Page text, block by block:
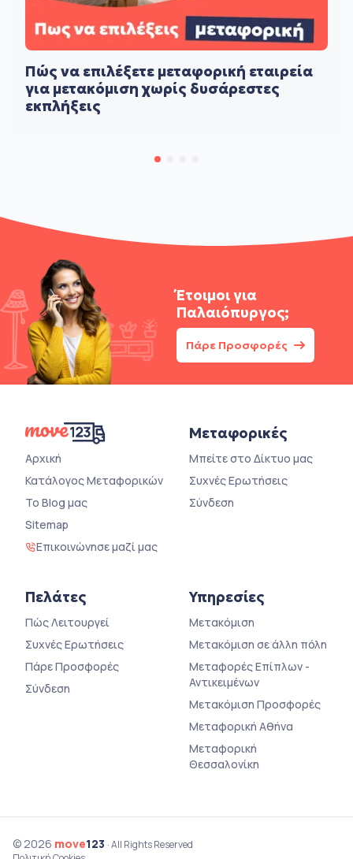
Πώς να επιλέξετε μεταφορική εταιρεία
για μετακόμιση χωρίς δυσάρεστες
εκπλήξεις
Έτοιμοι για
Παλαιόπυργος;
Πάρε Προσφορές
Αρχική
Κατάλογος Μεταφορικών
Το Blog μας
Sitemap
Επικοινώνησε μαζί μας
Μεταφορικές
Μπείτε στο Δίκτυο μας
Συχνές Ερωτήσεις
Σύνδεση
Πελάτες
Πώς Λειτουργεί
Συχνές Ερωτήσεις
Πάρε Προσφορές
Σύνδεση
Υπηρεσίες
Μετακόμιση
Μετακόμιση σε άλλη πόλη
Μεταφορές Επίπλων -
Αντικειμένων
Μετακόμιση Προσφορές
Μεταφορική Αθήνα
Μεταφορική
Θεσσαλονίκη
© 2026 move123 · All Rights Reserved